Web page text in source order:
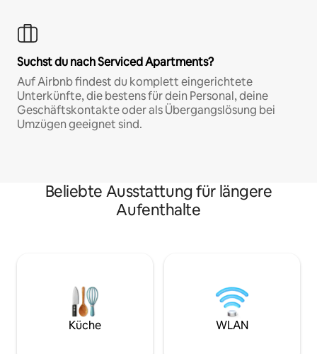
Suchst du nach Serviced Apartments?
Auf Airbnb findest du komplett eingerichtete
Unterkünfte, die bestens für dein Personal, deine
Geschäftskontakte oder als Übergangslösung bei
Umzügen geeignet sind.
Beliebte Ausstattung für längere
Aufenthalte
Küche WLAN